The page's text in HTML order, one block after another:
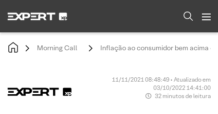
Morning Call Inflação ao consumidor bem acima
11/11/2021 08:48:49 • Atualizado em
03/10/2022 14:41:00
32 minutos de leitura